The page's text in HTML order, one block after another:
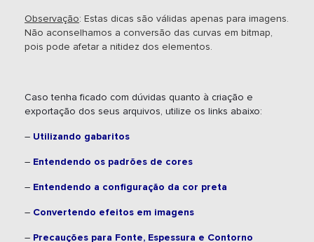
Observação: Estas dicas são válidas apenas para imagens.
Não aconselhamos a conversão das curvas em bitmap,
pois pode afetar a nitidez dos elementos.
Caso tenha ficado com dúvidas quanto à criação e
exportação dos seus arquivos, utilize os links abaixo:
– Utilizando gabaritos
– Entendendo os padrões de cores
– Entendendo a configuração da cor preta
– Convertendo efeitos em imagens
– Precauções para Fonte, Espessura e Contorno